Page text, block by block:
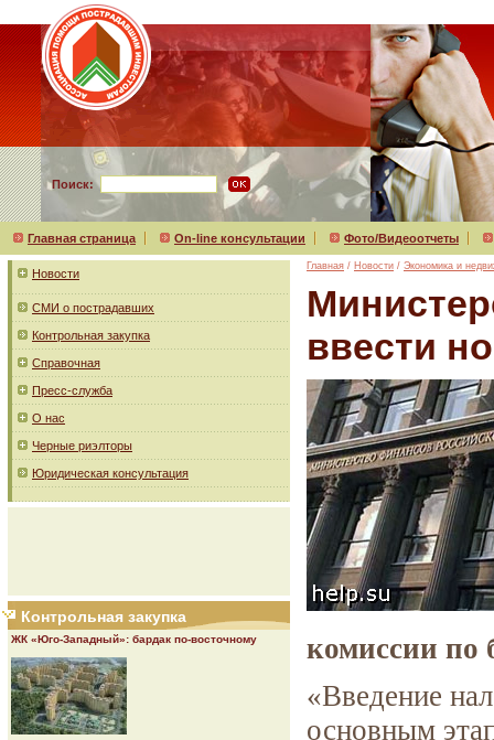
Поиск:
Главная страница On-line консультации Фото/Видеоотчеты
Новости
СМИ о пострадавших
Контрольная закупка
Справочная
Пресс-служба
О нас
Черные риэлторы
Юридическая консультация
Контрольная закупка
ЖК «Юго-Западный»: бардак по-восточному
Главная / Новости / Экономика и
ввести
комиссии по
«Введение
основным